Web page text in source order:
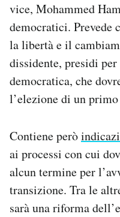
vice, Mohammed
democratici. Prevede
la libertà e il
dissidente, presidi
democratica, che
l’elezione di un
Contiene però
ai processi con cui
alcun termine per
transizione. Tra le
sarà una riforma